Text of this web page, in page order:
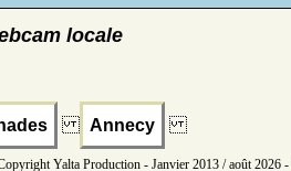
locale
Annecy
Yalta Production - Janvier 2013 / août 2026 -